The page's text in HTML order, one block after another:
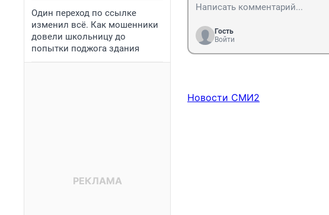
Один переход по ссылке
изменил всё. Как мошенники
довели школьницу до
попытки поджога здания
Гость
Войти
Новости СМИ2